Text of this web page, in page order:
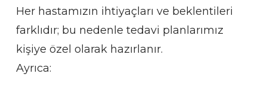
Her hastamızın ihtiyaçları ve beklentileri
farklıdır; bu nedenle tedavi planlarımız
kişiye özel olarak hazırlanır.
Ayrıca: